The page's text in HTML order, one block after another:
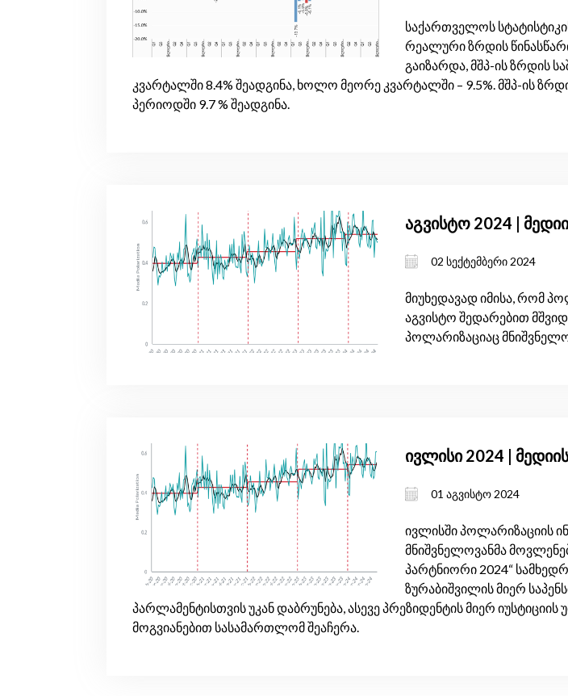
საქართველოს
რეალური ზრდის
გაიზარდა, მშპ-ის ზრდის
კვარტალში 8.4% შეადგინა, ხოლო მეორე კვარტალში – 9.5%. მშპ-ის
პერიოდში 9.7 % შეადგინა.
აგვისტო 2024 |
02 სექტემბერი 2024
მიუხედავად იმისა, რომ
აგვისტო შედარებით
პოლარიზაციაც
ივლისი 2024 |
01 აგვისტო 2024
ივლისში პოლარიზაციის
მნიშვნელოვანმა
პარტნიორი 2024“
ზურაბიშვილის მიერ
პარლამენტისთვის უკან დაბრუნება, ასევე პრეზიდენტის მიერ
მოგვიანებით სასამართლომ შეაჩერა.